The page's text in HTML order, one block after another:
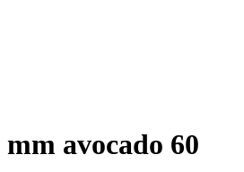
avocado 60